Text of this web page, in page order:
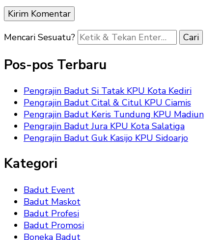
Mencari Sesuatu?
Pos-pos Terbaru
Pengrajin Badut Si Tatak KPU Kota Kediri
Pengrajin Badut Cital & Citul KPU Ciamis
Pengrajin Badut Keris Tundung KPU Madiun
Pengrajin Badut Jura KPU Kota Salatiga
Pengrajin Badut Guk Kasijo KPU Sidoarjo
Kategori
Badut Event
Badut Maskot
Badut Profesi
Badut Promosi
Boneka Badut